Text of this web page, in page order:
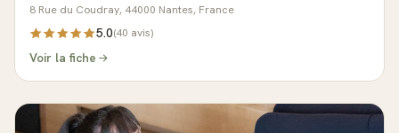
8 Rue du Coudray, 44000 Nantes, France
5.0(40 avis)
Voir la fiche